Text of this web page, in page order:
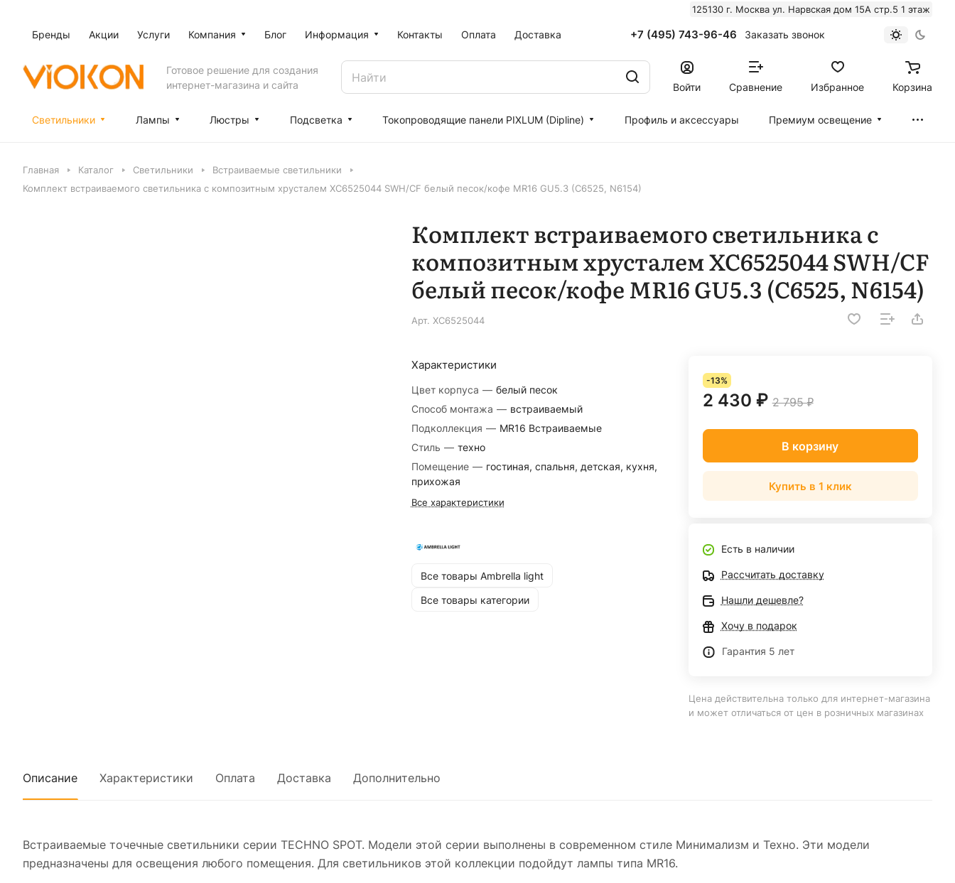
125130 г. Москва ул. Нарвская дом 15А стр.5 1 этаж
Бренды Акции Услуги Компания Блог Информация Контакты Оплата Доставка +7 (495) 743-96-46 Заказать звонок
Готовое решение для создания
интернет-магазина и сайта
Войти Сравнение Избранное Корзина
Светильники Лампы Люстры Подсветка Токопроводящие панели PIXLUM (Dipline) Профиль и аксессуары Премиум освещение
Главная Каталог Светильники
Встраиваемые светильники
Комплект встраиваемого светильника с композитным хрусталем XC6525044 SWH/CF белый песок/кофе MR16 GU5.3 (C6525, N6154)
Комплект встраиваемого светильника с
композитным хрусталем XC6525044 SWH/CF
белый песок/кофе MR16 GU5.3 (C6525, N6154)
Арт. XC6525044
Характеристики
Цвет корпуса — белый песок
Способ монтажа — встраиваемый
Подколлекция — MR16 Встраиваемые
Стиль — техно
Помещение — гостиная, спальня, детская, кухня,
прихожая
Все характеристики
Все товары Ambrella light
Все товары категории
-13%
2 430 ₽ 2 795 ₽
В корзину
Купить в 1 клик
Есть в наличии
Рассчитать доставку
Нашли дешевле?
Хочу в подарок
Гарантия 5 лет
Цена действительна только для интернет-магазина
и может отличаться от цен в розничных магазинах
Описание Характеристики Оплата Доставка Дополнительно
Встраиваемые точечные светильники серии TECHNO SPOT. Модели этой серии выполнены в современном стиле Минимализм и Техно. Эти модели
предназначены для освещения любого помещения. Для светильников этой коллекции подойдут лампы типа MR16.